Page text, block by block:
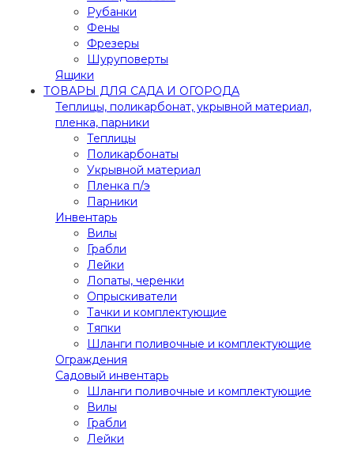
Рубанки
Фены
Фрезеры
Шуруповерты
Ящики
ТОВАРЫ ДЛЯ САДА И ОГОРОДА
Теплицы, поликарбонат, укрывной материал,
пленка, парники
Теплицы
Поликарбонаты
Укрывной материал
Пленка п/э
Парники
Инвентарь
Вилы
Грабли
Лейки
Лопаты, черенки
Опрыскиватели
Тачки и комплектующие
Тяпки
Шланги поливочные и комплектующие
Ограждения
Садовый инвентарь
Шланги поливочные и комплектующие
Вилы
Грабли
Лейки